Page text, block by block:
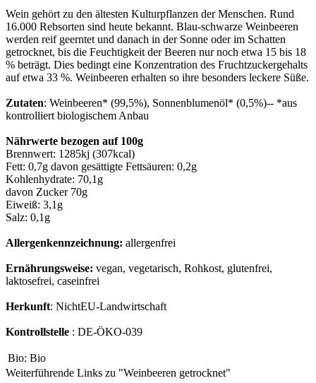
Wein gehört zu den ältesten Kulturpflanzen der Menschen. Rund
16.000 Rebsorten sind heute bekannt. Blau-schwarze Weinbeeren
werden reif geerntet und danach in der Sonne oder im Schatten
getrocknet, bis die Feuchtigkeit der Beeren nur noch etwa 15 bis 18
% beträgt. Dies bedingt eine Konzentration des Fruchtzuckergehalts
auf etwa 33 %. Weinbeeren erhalten so ihre besonders leckere Süße.
Zutaten: Weinbeeren* (99,5%), Sonnenblumenöl* (0,5%)-- *aus
kontrolliert biologischem Anbau
Nährwerte bezogen auf 100g
Brennwert: 1285kj (307kcal)
Fett: 0,7g davon gesättigte Fettsäuren: 0,2g
Kohlenhydrate: 70,1g
davon Zucker 70g
Eiweiß: 3,1g
Salz: 0,1g
Allergenkennzeichnung: allergenfrei
Ernährungsweise: vegan, vegetarisch, Rohkost, glutenfrei,
laktosefrei, caseinfrei
Herkunft: NichtEU-Landwirtschaft
Kontrollstelle : DE-ÖKO-039
Bio: Bio
Weiterführende Links zu "Weinbeeren getrocknet"